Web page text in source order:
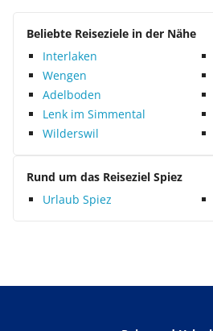
Beliebte Reiseziele in der Nähe
Interlaken
Wengen
Adelboden
Lenk im Simmental
Wilderswil
Rund um das Reiseziel Spiez
Urlaub Spiez